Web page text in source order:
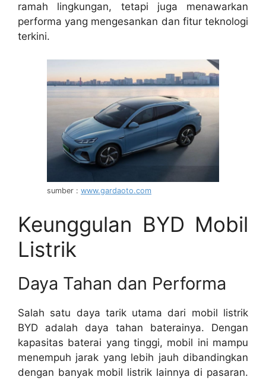
ramah lingkungan, tetapi juga menawarkan
performa yang mengesankan dan fitur teknologi
terkini.
sumber : www.gardaoto.com
Keunggulan BYD Mobil
Listrik
Daya Tahan dan Performa
Salah satu daya tarik utama dari mobil listrik
BYD adalah daya tahan baterainya. Dengan
kapasitas baterai yang tinggi, mobil ini mampu
menempuh jarak yang lebih jauh dibandingkan
dengan banyak mobil listrik lainnya di pasaran.